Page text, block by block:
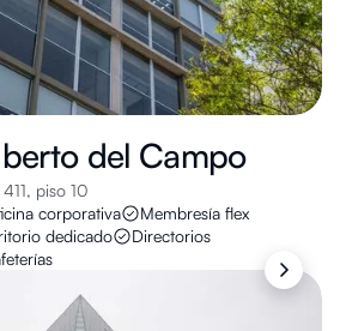
del Campo
piso 10
corporativa
Membresía flex
dedicado
Directorios